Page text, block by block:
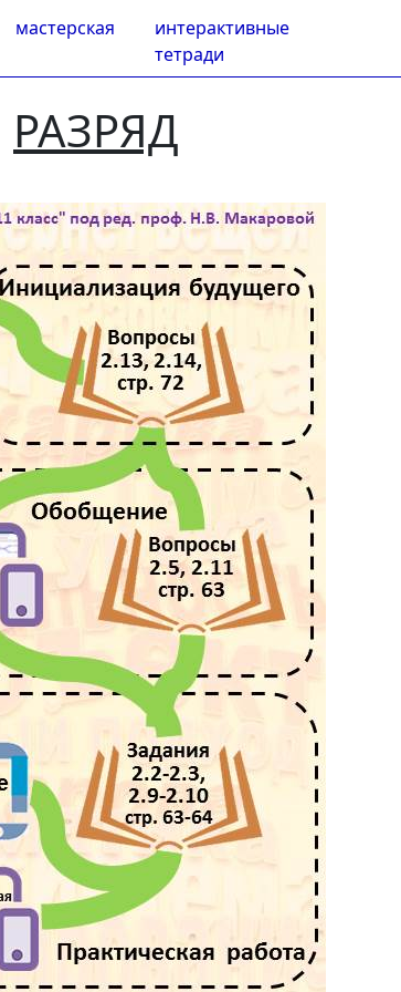
мастерская
интерактивные
тетради
РАЗРЯД